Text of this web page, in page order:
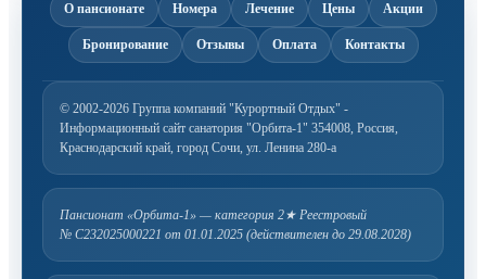
О пансионате Номера Лечение Цены Акции
Бронирование Отзывы Оплата Контакты
© 2002-2026 Группа компаний "Курортный Отдых" -
Информационный сайт санатория "Орбита-1" 354008, Россия,
Краснодарский край, город Сочи, ул. Ленина 280-а
Пансионат «Орбита-1» — категория 2★ Реестровый
№ С232025000221 от 01.01.2025 (действителен до 29.08.2028)